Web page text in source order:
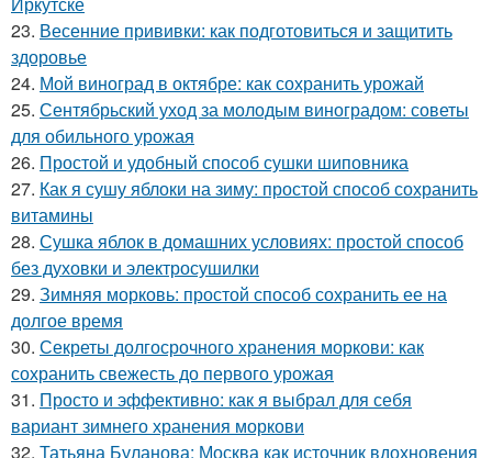
23. Весенние прививки: как подготовиться и защитить
здоровье
24. Мой виноград в октябре: как сохранить урожай
25. Сентябрьский уход за молодым виноградом: советы
для обильного урожая
26. Простой и удобный способ сушки шиповника
27. Как я сушу яблоки на зиму: простой способ сохранить
витамины
28. Сушка яблок в домашних условиях: простой способ
без духовки и электросушилки
29. Зимняя морковь: простой способ сохранить ее на
долгое время
30. Секреты долгосрочного хранения моркови: как
сохранить свежесть до первого урожая
31. Просто и эффективно: как я выбрал для себя
вариант зимнего хранения моркови
32. Татьяна Буланова: Москва как источник вдохновения